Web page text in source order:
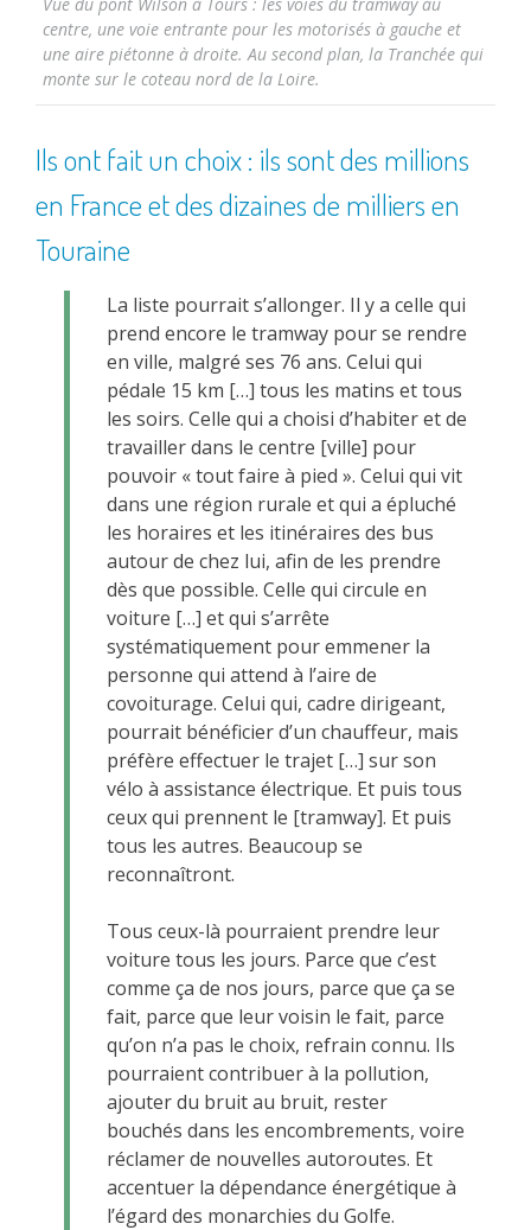
centre, une voie entrante pour les motorisés à gauche et
une aire piétonne à droite. Au second plan, la Tranchée qui
monte sur le coteau nord de la Loire.
Ils ont fait un choix : ils sont des millions
en France et des dizaines de milliers en
Touraine
La liste pourrait s’allonger. Il y a celle qui
prend encore le tramway pour se rendre
en ville, malgré ses 76 ans. Celui qui
pédale 15 km […] tous les matins et tous
les soirs. Celle qui a choisi d’habiter et de
travailler dans le centre [ville] pour
pouvoir « tout faire à pied ». Celui qui vit
dans une région rurale et qui a épluché
les horaires et les itinéraires des bus
autour de chez lui, afin de les prendre
dès que possible. Celle qui circule en
voiture […] et qui s’arrête
systématiquement pour emmener la
personne qui attend à l’aire de
covoiturage. Celui qui, cadre dirigeant,
pourrait bénéficier d’un chauffeur, mais
préfère effectuer le trajet […] sur son
vélo à assistance électrique. Et puis tous
ceux qui prennent le [tramway]. Et puis
tous les autres. Beaucoup se
reconnaîtront.
Tous ceux-là pourraient prendre leur
voiture tous les jours. Parce que c’est
comme ça de nos jours, parce que ça se
fait, parce que leur voisin le fait, parce
qu’on n’a pas le choix, refrain connu. Ils
pourraient contribuer à la pollution,
ajouter du bruit au bruit, rester
bouchés dans les encombrements, voire
réclamer de nouvelles autoroutes. Et
accentuer la dépendance énergétique à
l’égard des monarchies du Golfe.